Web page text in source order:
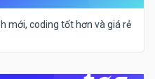
mới, coding tốt hơn và giá rẻ